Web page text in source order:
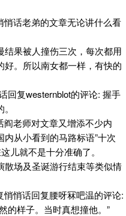
悄话老弟的文章无论讲什么看
果被人撞伤三次，每次都用
。所以南女都一样，有快的
回复westernblot的评论: 握手
阎老师对文章又增添不少内
从小看到的马路标语”十次
儿就不是十分准确了。
散场及圣诞游行结束等类似情
悄悄话回复腰呀冧吧温的评论:
的样子。当时真想撞他。”